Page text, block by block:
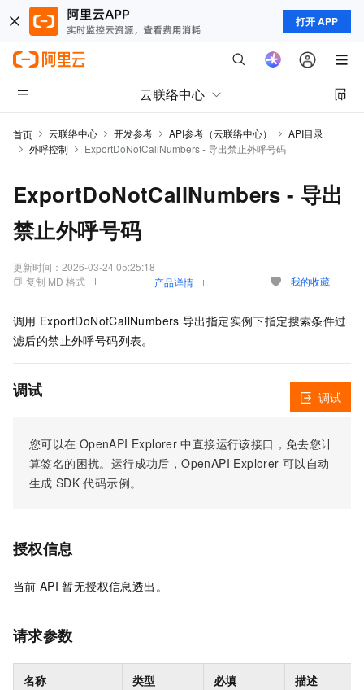
打开 APP
云联络中心
首页 云联络中心 开发参考 API参考（云联络中心）
API目录
外呼控制
ExportDoNotCallNumbers - 导出禁止外呼号码
ExportDoNotCallNumbers - 导出
禁止外呼号码
更新时间： 2026-03-24 05:25:18
复制 MD 格式
产品详情 我的收藏
调用 ExportDoNotCallNumbers 导出指定实例下指定搜索条件过
滤后的禁止外呼号码列表。
调试
您可以在 OpenAPI Explorer 中直接运行该接口，免去您计
算签名的困扰。运行成功后，OpenAPI Explorer 可以自动
生成 SDK 代码示例。
调试
授权信息
当前 API 暂无授权信息透出。
请求参数
名称 类型 必填 描述